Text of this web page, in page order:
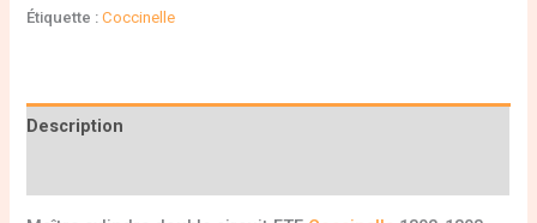
Étiquette :Coccinelle
Description